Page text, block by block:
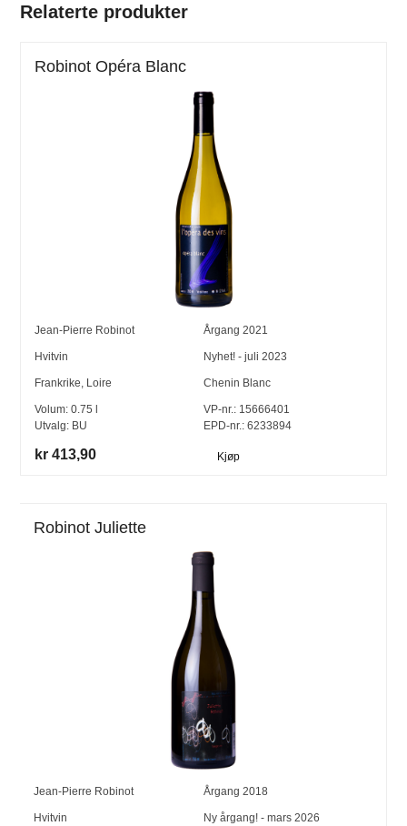
Relaterte produkter
Robinot Opéra Blanc
Jean-Pierre Robinot Årgang 2021
Hvitvin Nyhet! - juli 2023
Frankrike, Loire Chenin Blanc
Volum:0.75
Utvalg: BU
VP-nr.: 15666401
EPD-nr.: 6233894
kr 413,90 Kjøp
Robinot Juliette
Jean-Pierre Robinot Årgang 2018
Hvitvin Ny årgang! - mars 2026